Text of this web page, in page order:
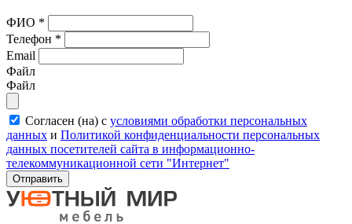
ФИО *
Телефон *
Email
Файл
Файл
Согласен (на) с условиями обработки персональных
данных и Политикой конфиденциальности персональных
данных посетителей сайта в информационно-
телекоммуникационной сети "Интернет"
Отправить